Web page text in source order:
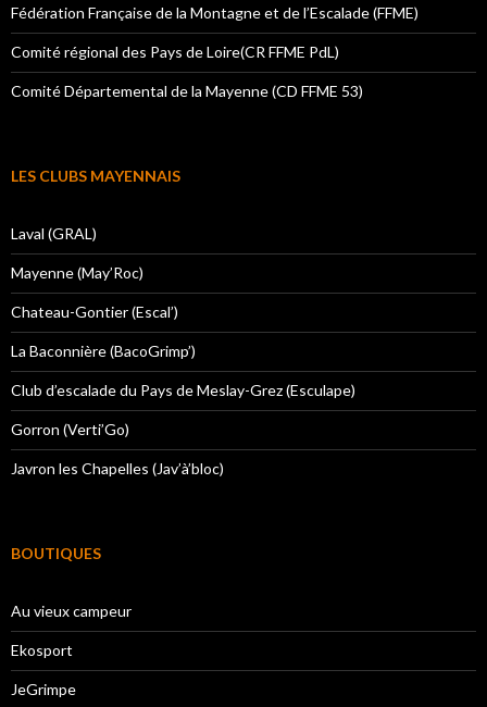
Fédération Française de la Montagne et de l’Escalade (FFME)
Comité régional des Pays de Loire(CR FFME PdL)
Comité Départemental de la Mayenne (CD FFME 53)
LES CLUBS MAYENNAIS
Laval (GRAL)
Mayenne (May’Roc)
Chateau-Gontier (Escal’)
La Baconnière (BacoGrimp’)
Club d’escalade du Pays de Meslay-Grez (Esculape)
Gorron (Verti’Go)
Javron les Chapelles (Jav’à’bloc)
BOUTIQUES
Au vieux campeur
Ekosport
JeGrimpe